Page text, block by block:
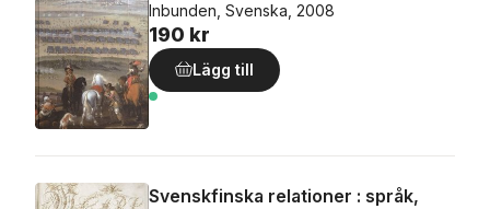
Inbunden, Svenska, 2008
190 kr
Lägg till
Svenskfinska relationer : språk,